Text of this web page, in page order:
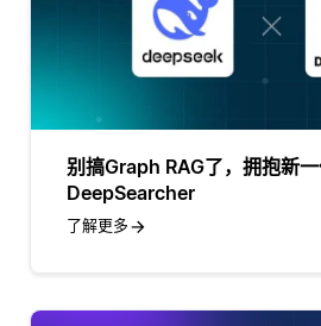
别搞Graph RAG了，拥抱新
DeepSearcher
了解更多